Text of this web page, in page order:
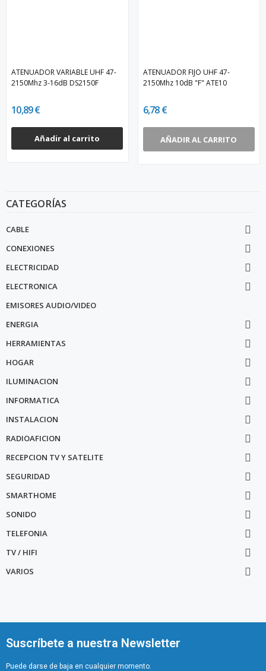
CATEGORÍAS
CABLE 
CONEXIONES 
ELECTRICIDAD 
ELECTRONICA 
EMISORES AUDIO/VIDEO
ENERGIA

HERRAMIENTAS 
HOGAR 
ILUMINACION 
INFORMATICA 
INSTALACION 
RADIOAFICION 
RECEPCION TV Y SATELITE 
SEGURIDAD 
SMARTHOME 
SONIDO 
TELEFONIA 
TV / HIFI 
VARIOS 
ATENUADOR VARIABLE UHF 47-
2150Mhz 3-16dB DS2150F
10,89 €
Añadir al carrito
ATENUADOR FIJO UHF 47-
2150Mhz 10dB "F" ATE10
6,78 €
AÑADIR AL CARRITO
Suscríbete a nuestra Newsletter
Puede darse de baja en cualquier momento.